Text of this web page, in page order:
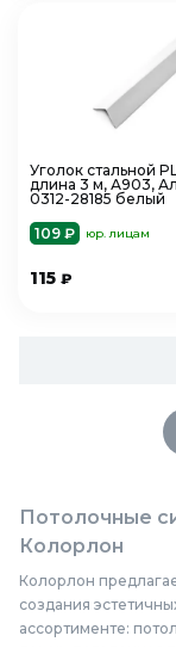
Уголок стальной
длина 3 м, А903,
0312-28185 белый
109 ₽
юр. лицам
115 ₽
Потолочные
Колорлон
Колорлон
создания
ассортименте: